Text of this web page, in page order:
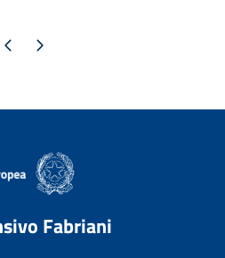
Pagina successiva
Fabriani